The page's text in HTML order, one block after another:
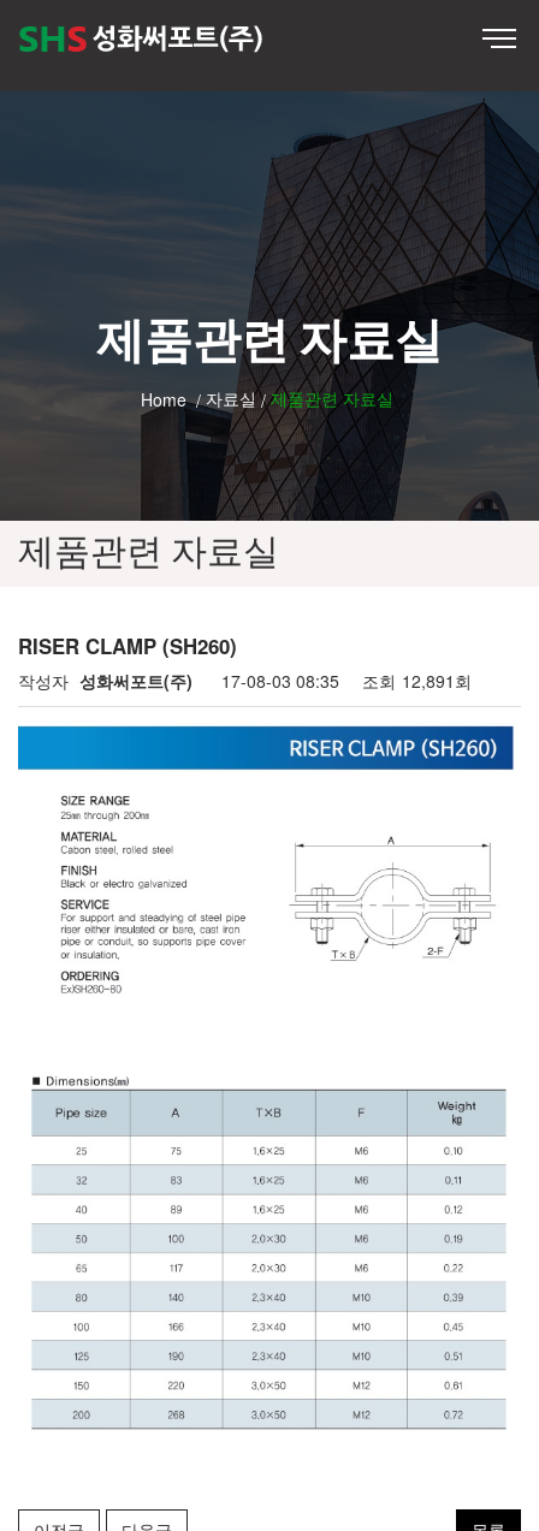
제품관련 자료실
Home 자료실 제품관련 자료실
제품관련 자료실
RISER CLAMP (SH260)
작성자 성화써포트(주) 17-08-03 08:35 조회 12,891회